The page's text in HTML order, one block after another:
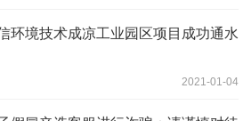
环境技术成凉工业园区项目成功通水
2021-01-04